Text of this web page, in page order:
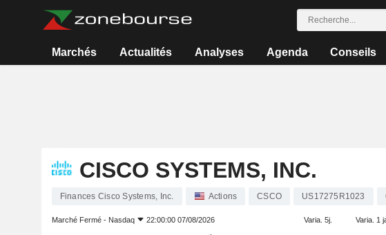
Marchés Actualités Analyses Agenda Conseils
CISCO SYSTEMS, INC.
Finances Cisco Systems, Inc. Actions CSCO US17275R1023
Marché Fermé - Nasdaq 22:00:00 07/08/2026 Varia. 5j. Varia. 1